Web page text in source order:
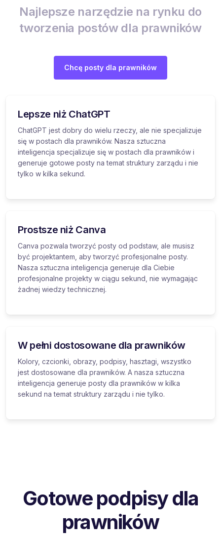
Najlepsze narzędzie na rynku do
tworzenia postów dla prawników
Chcę posty dla prawników
Lepsze niż ChatGPT
ChatGPT jest dobry do wielu rzeczy, ale nie specjalizuje
się w postach dla prawników. Nasza sztuczna
inteligencja specjalizuje się w postach dla prawników i
generuje gotowe posty na temat struktury zarządu i nie
tylko w kilka sekund.
Prostsze niż Canva
Canva pozwala tworzyć posty od podstaw, ale musisz
być projektantem, aby tworzyć profesjonalne posty.
Nasza sztuczna inteligencja generuje dla Ciebie
profesjonalne projekty w ciągu sekund, nie wymagając
żadnej wiedzy technicznej.
W pełni dostosowane dla prawników
Kolory, czcionki, obrazy, podpisy, hasztagi, wszystko
jest dostosowane dla prawników. A nasza sztuczna
inteligencja generuje posty dla prawników w kilka
sekund na temat struktury zarządu i nie tylko.
Gotowe podpisy dla
prawników